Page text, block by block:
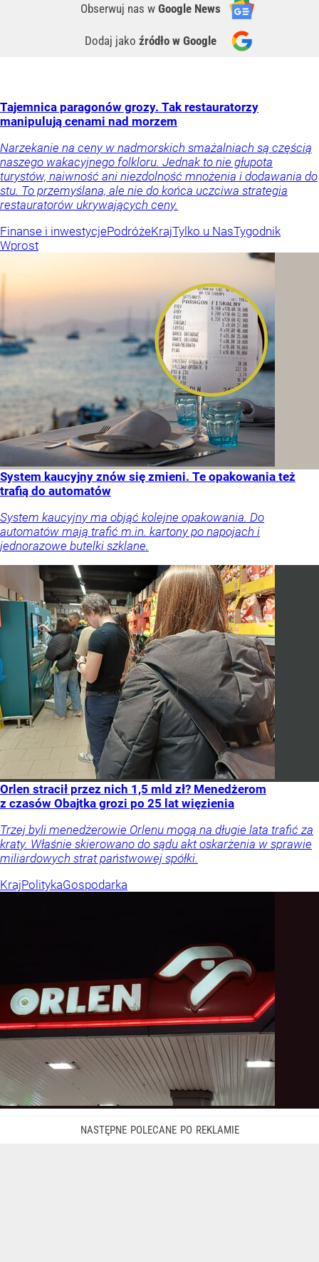
Obserwuj nas w Google News
Dodaj jako źródło w Google
Tajemnica paragonów grozy. Tak restauratorzy
manipulują cenami nad morzem
Narzekanie na ceny w nadmorskich smażalniach są częścią
naszego wakacyjnego folkloru. Jednak to nie głupota
turystów, naiwność ani niezdolność mnożenia i dodawania do
stu. To przemyślana, ale nie do końca uczciwa strategia
restauratorów ukrywających ceny.
Finanse i inwestycjePodróżeKrajTylko u NasTygodnik
Wprost
System kaucyjny znów się zmieni. Te opakowania też
trafią do automatów
System kaucyjny ma objąć kolejne opakowania. Do
automatów mają trafić m.in. kartony po napojach i
jednorazowe butelki szklane.
Orlen stracił przez nich 1,5 mld zł? Menedżerom
z czasów Obajtka grozi po 25 lat więzienia
Trzej byli menedżerowie Orlenu mogą na długie lata trafić za
kraty. Właśnie skierowano do sądu akt oskarżenia w sprawie
miliardowych strat państwowej spółki.
KrajPolitykaGospodarka